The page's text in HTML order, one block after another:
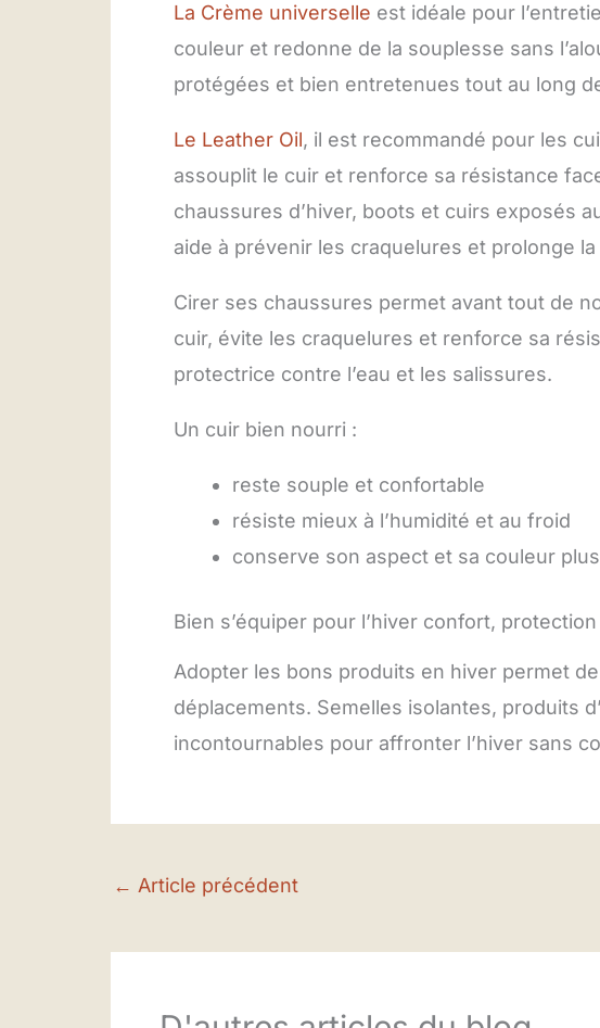
La Crème universelle est idéale pour
couleur et redonne de la souplesse sans
protégées et bien entretenues tout au long
Le Leather Oil, il est recommandé pour les
assouplit le cuir et renforce sa résistance
chaussures d’hiver, boots et cuirs exposés
aide à prévenir les craquelures et prolonge
Cirer ses chaussures permet avant tout de
cuir, évite les craquelures et renforce sa
protectrice contre l’eau et les salissures.
Un cuir bien nourri :
reste souple et confortable
résiste mieux à l’humidité et au froid
conserve son aspect et sa couleur
Bien s’équiper pour l’hiver confort,
Adopter les bons produits en hiver permet
déplacements. Semelles isolantes, produits
incontournables pour affronter l’hiver sans
← Article précédent